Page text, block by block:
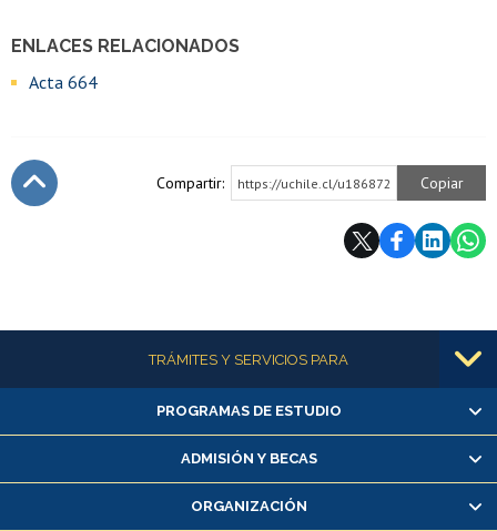
ENLACES RELACIONADOS
Acta 664
Compartir: https://uchile.cl/u186872 Copiar
Más informaciónTRÁMITES Y SERVICIOS PARA
Alumnas/os y exalumnas/os
Matrícula en línea
Inscripción y cambio de asignaturas
Consulta y certificado de notas
PROGRAMAS DE ESTUDIO
ADMISIÓN Y BECAS
ORGANIZACIÓN